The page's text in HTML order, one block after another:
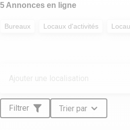
5 Annonces en ligne
Bureaux Locaux d'activités
Filtrer Trier par